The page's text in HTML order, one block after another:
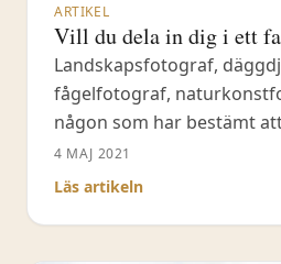
ARTIKEL
Vill du dela in dig i ett
Landskapsfotograf,
fågelfotograf,
någon som har bestämt
naturfotografering i olika
en fråga som jag ska
4 MAJ 2021
Läs artikeln